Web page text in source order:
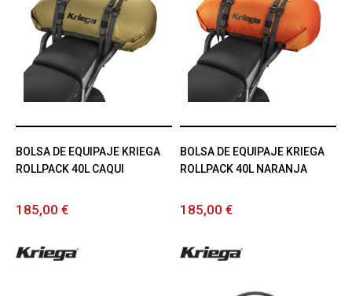
BOLSA DE EQUIPAJE KRIEGA
ROLLPACK 40L CAQUI
185,00 €
BOLSA DE EQUIPAJE KRIEGA
ROLLPACK 40L NARANJA
185,00 €